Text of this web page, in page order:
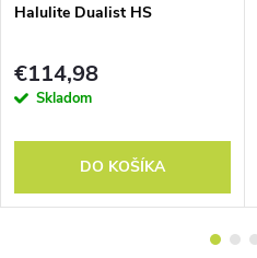
Halulite Dualist HS
€114,98
Skladom
DO KOŠÍKA